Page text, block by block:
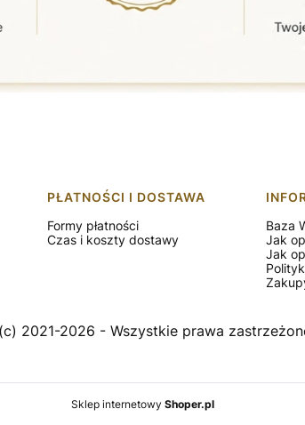
PŁATNOŚCI I DOSTAWA
Formy płatności
Czas i koszty dostawy
Baza
Jak
Jak
2021-2026 - Wszystkie prawa
Sklep internetowy Shoper.pl